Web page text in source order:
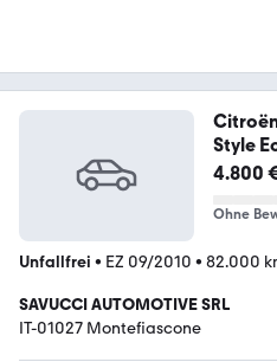
Style
4.800
Ohne
Unfallfrei • EZ 09/2010 • 82.000
SAVUCCI AUTOMOTIVE SRL
IT-01027 Montefiascone